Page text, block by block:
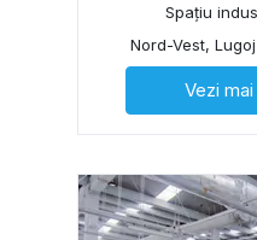
Spațiu
Nord-Vest, Lugoj
Vezi